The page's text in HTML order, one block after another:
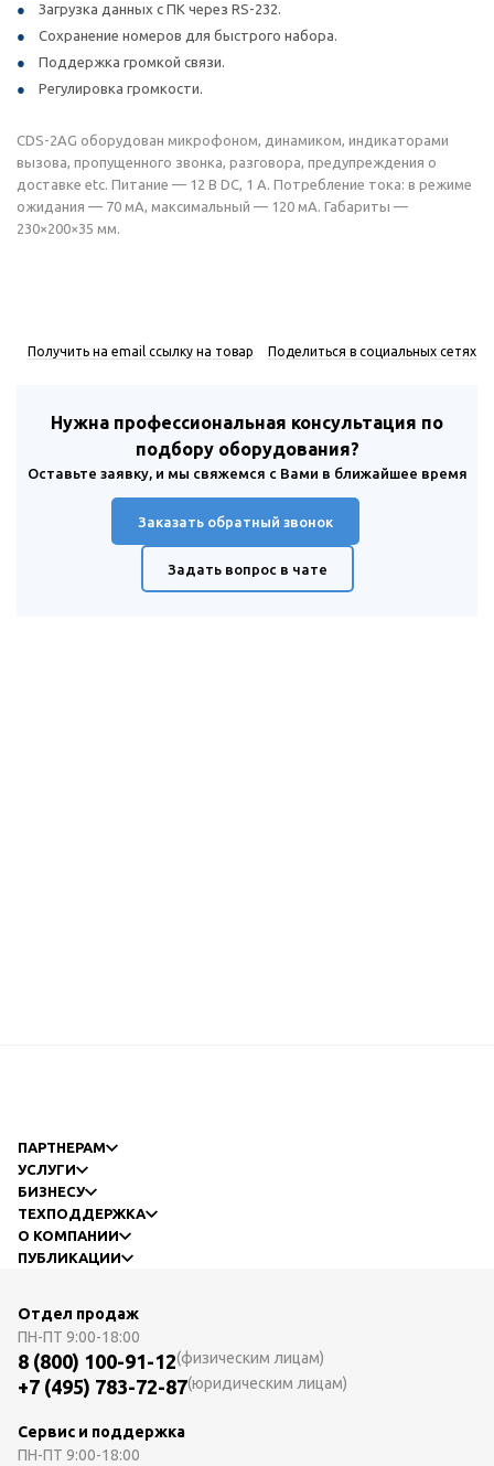
Загрузка данных с ПК через RS-232.
Сохранение номеров для быстрого набора.
Поддержка громкой связи.
Регулировка громкости.
CDS-2AG оборудован микрофоном, динамиком, индикаторами
вызова, пропущенного звонка, разговора, предупреждения о
доставке etc. Питание — 12 В DC, 1 А. Потребление тока: в режиме
ожидания — 70 мА, максимальный — 120 мА. Габариты —
230×200×35 мм.
Получить на email ссылку на товар Поделиться в социальных сетях
Нужна профессиональная консультация по
подбору оборудования?
Оставьте заявку, и мы свяжемся с Вами в ближайшее время
Заказать обратный звонок
Задать вопрос в чате
ПАРТНЕРАМ
УСЛУГИ
БИЗНЕСУ
ТЕХПОДДЕРЖКА
О КОМПАНИИ
ПУБЛИКАЦИИ
Отдел продаж
ПН-ПТ 9:00-18:00
8 (800) 100-91-12(физическим лицам)
+7 (495) 783-72-87(юридическим лицам)
Сервис и поддержка
ПН-ПТ 9:00-18:00